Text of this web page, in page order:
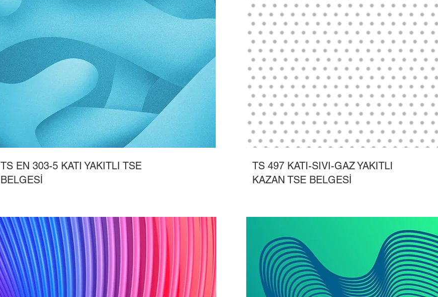
TS EN 303-5 KATI YAKITLI TSE
BELGESİ
TS 497 KATI-SIVI-GAZ YAKITLI
KAZAN TSE BELGESİ